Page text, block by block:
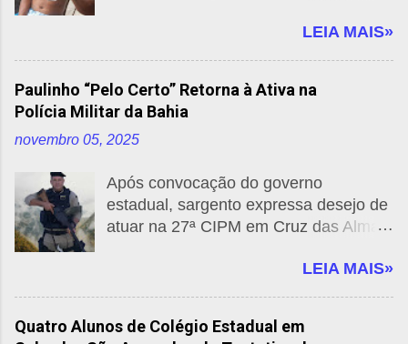
acionados, mas não conseguiram
resultou na morte de um trabalhador
em Cruz das Almas, na manhã desta
sexta-feira (31). O incidente
Fernandes, quando um pedaço de laje
desabou, atingindo o homem enquanto
ele realizava suas atividades. De
o trabalhador, identificado como
Jeronimo Amor Divino de Souza ,
conhecido como Gel, foi surpreendido
pelo desabamento, ficando soterrado
LEIA MAIS»
Paulinho “Pelo Certo” Retorna à Ativa na
Polícia Militar da Bahia
novembro 05, 2025
Após convocação do governo
estadual, sargento expressa desejo de
atuar na 27ª CIPM em Cruz das Almas
JornalZero75 Foto montagem: Cruz
e comprometimento durante anos de
LEIA MAIS»
Quatro Alunos de Colégio Estadual em